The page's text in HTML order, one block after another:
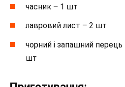
часник – 1 шт
лавровий лист – 2 шт
чорний і запашний
шт